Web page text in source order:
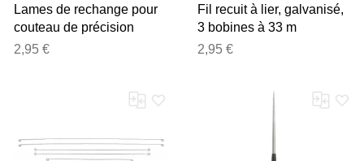
Lames de rechange pour
couteau de précision
360°, 5 pièces
2,95 €
Fil recuit à lier, galvanisé,
3 bobines à 33 m
2,95 €